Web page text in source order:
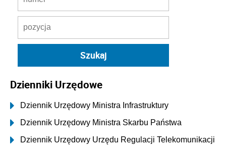
Dzienniki Urzędowe
Dziennik Urzędowy Ministra Infrastruktury
Dziennik Urzędowy Ministra Skarbu Państwa
Dziennik Urzędowy Urzędu Regulacji Telekomunikacji